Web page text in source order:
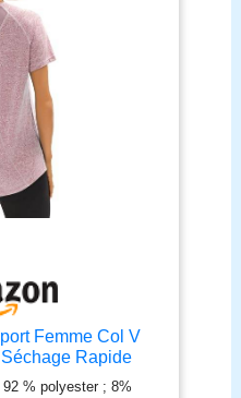
exceptionnel pour
vos amis, et ajoutera
spéciaux.
Femme Col V
Rapide
92 % polyester ; 8%